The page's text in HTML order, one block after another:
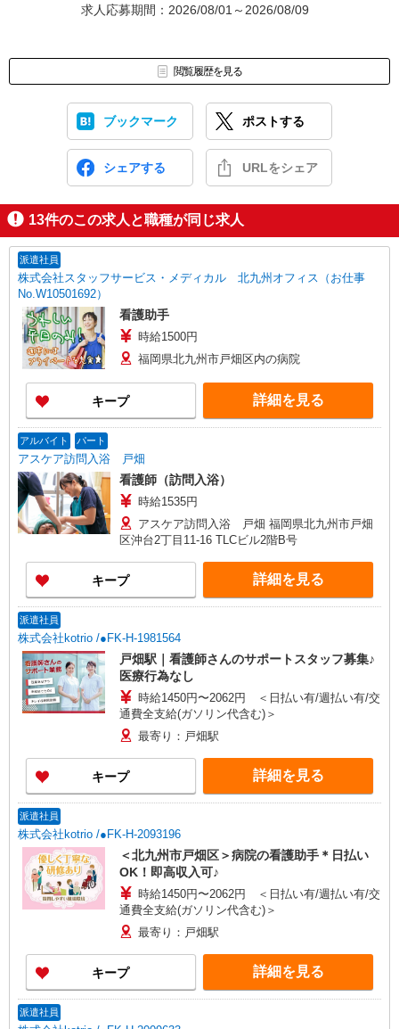
求人応募期間：2026/08/01～2026/08/09
閲覧履歴を見る
ブックマーク ポストする
シェアする URLをシェア
13件のこの求人と職種が同じ求人
派遣社員
株式会社スタッフサービス・メディカル 北九州オフィス（お仕事
No.W10501692）
看護助手
時給1500円
福岡県北九州市戸畑区内の病院
キープ 詳細を見る
アルバイト パート
アスケア訪問入浴 戸畑
看護師（訪問入浴）
時給1535円
アスケア訪問入浴 戸畑 福岡県北九州市戸畑
区沖台2丁目11-16 TLCビル2階B号
キープ 詳細を見る
派遣社員
株式会社kotrio /●FK-H-1981564
戸畑駅｜看護師さんのサポートスタッフ募集♪
医療行為なし
時給1450円〜2062円 ＜日払い有/週払い有/交
通費全支給(ガソリン代含む)＞
最寄り：戸畑駅
キープ 詳細を見る
派遣社員
株式会社kotrio /●FK-H-2093196
＜北九州市戸畑区＞病院の看護助手＊日払い
OK！即高収入可♪
時給1450円〜2062円 ＜日払い有/週払い有/交
通費全支給(ガソリン代含む)＞
最寄り：戸畑駅
キープ 詳細を見る
派遣社員